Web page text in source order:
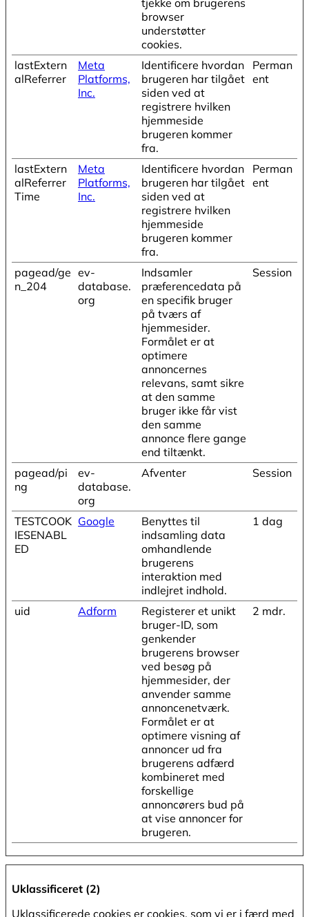
tjekke om brugerens
browser
understøtter
cookies.
lastExtern
alReferrer
Meta
Platforms,
Inc.
Identificere hvordan
brugeren har tilgået
siden ved at
registrere hvilken
hjemmeside
brugeren kommer
fra.
Perman
ent
lastExtern
alReferrer
Time
Meta
Platforms,
Inc.
Identificere hvordan
brugeren har tilgået
siden ved at
registrere hvilken
hjemmeside
brugeren kommer
fra.
Perman
ent
pagead/ge
n_204
ev-
database.
org
Indsamler
præferencedata på
en specifik bruger
på tværs af
hjemmesider.
Formålet er at
optimere
annoncernes
relevans, samt sikre
at den samme
bruger ikke får vist
den samme
annonce flere gange
end tiltænkt.
Session
pagead/pi
ng
ev-
database.
org
Afventer Session
TESTCOOK
IESENABL
ED
Google
Benyttes til
indsamling data
omhandlende
brugerens
interaktion med
indlejret indhold.
1 dag
uid Adform
Registerer et unikt
bruger-ID, som
genkender
brugerens browser
ved besøg på
hjemmesider, der
anvender samme
annoncenetværk.
Formålet er at
optimere visning af
annoncer ud fra
brugerens adfærd
kombineret med
forskellige
annoncørers bud på
at vise annoncer for
brugeren.
2 mdr.
Uklassificeret (2)
Uklassificerede cookies er cookies, som vi er i færd med